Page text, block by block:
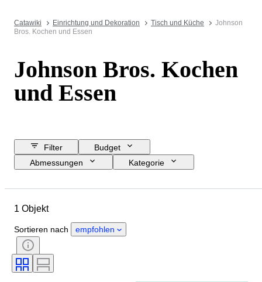
Catawiki Einrichtung und Dekoration Tisch und Küche
Johnson
Bros. Kochen und Essen
Johnson Bros. Kochen
und Essen
Filter
Budget
Abmessungen
Kategorie
Herkunftsland
Periode
1 Objekt
Sortieren nach empfohlen